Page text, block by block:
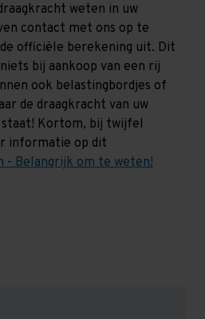
weten in uw
contact met ons op te
officiële berekening uit. Dit
bij aankoop van een rij
ook belastingbordjes of
de draagkracht van uw
Kortom, bij twijfel
informatie op dit
- Belangrijk om te weten!